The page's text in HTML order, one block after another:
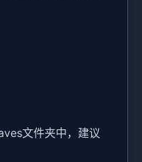
文件夹中，建议